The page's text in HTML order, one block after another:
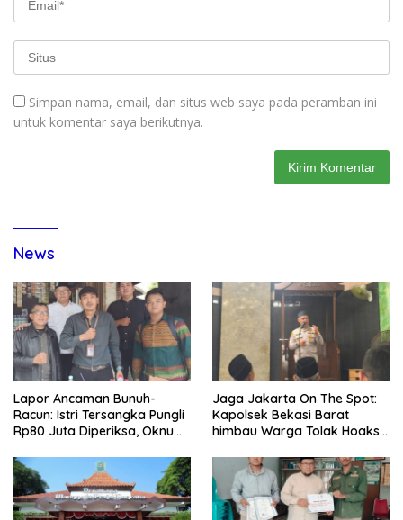
Simpan nama, email, dan situs web saya pada peramban ini
untuk komentar saya berikutnya.
News
Lapor Ancaman Bunuh-
Racun: Istri Tersangka Pungli
Rp80 Juta Diperiksa, Oknum
Disdagperin
Jaga Jakarta On The Spot:
Kapolsek Bekasi Barat
himbau Warga Tolak Hoaks
Sholat Jumat